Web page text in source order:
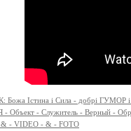
Божа Істина і Сила - добрі ГУМОР
Объект - Служитель - Верный -
- VIDEO - & - FOTO